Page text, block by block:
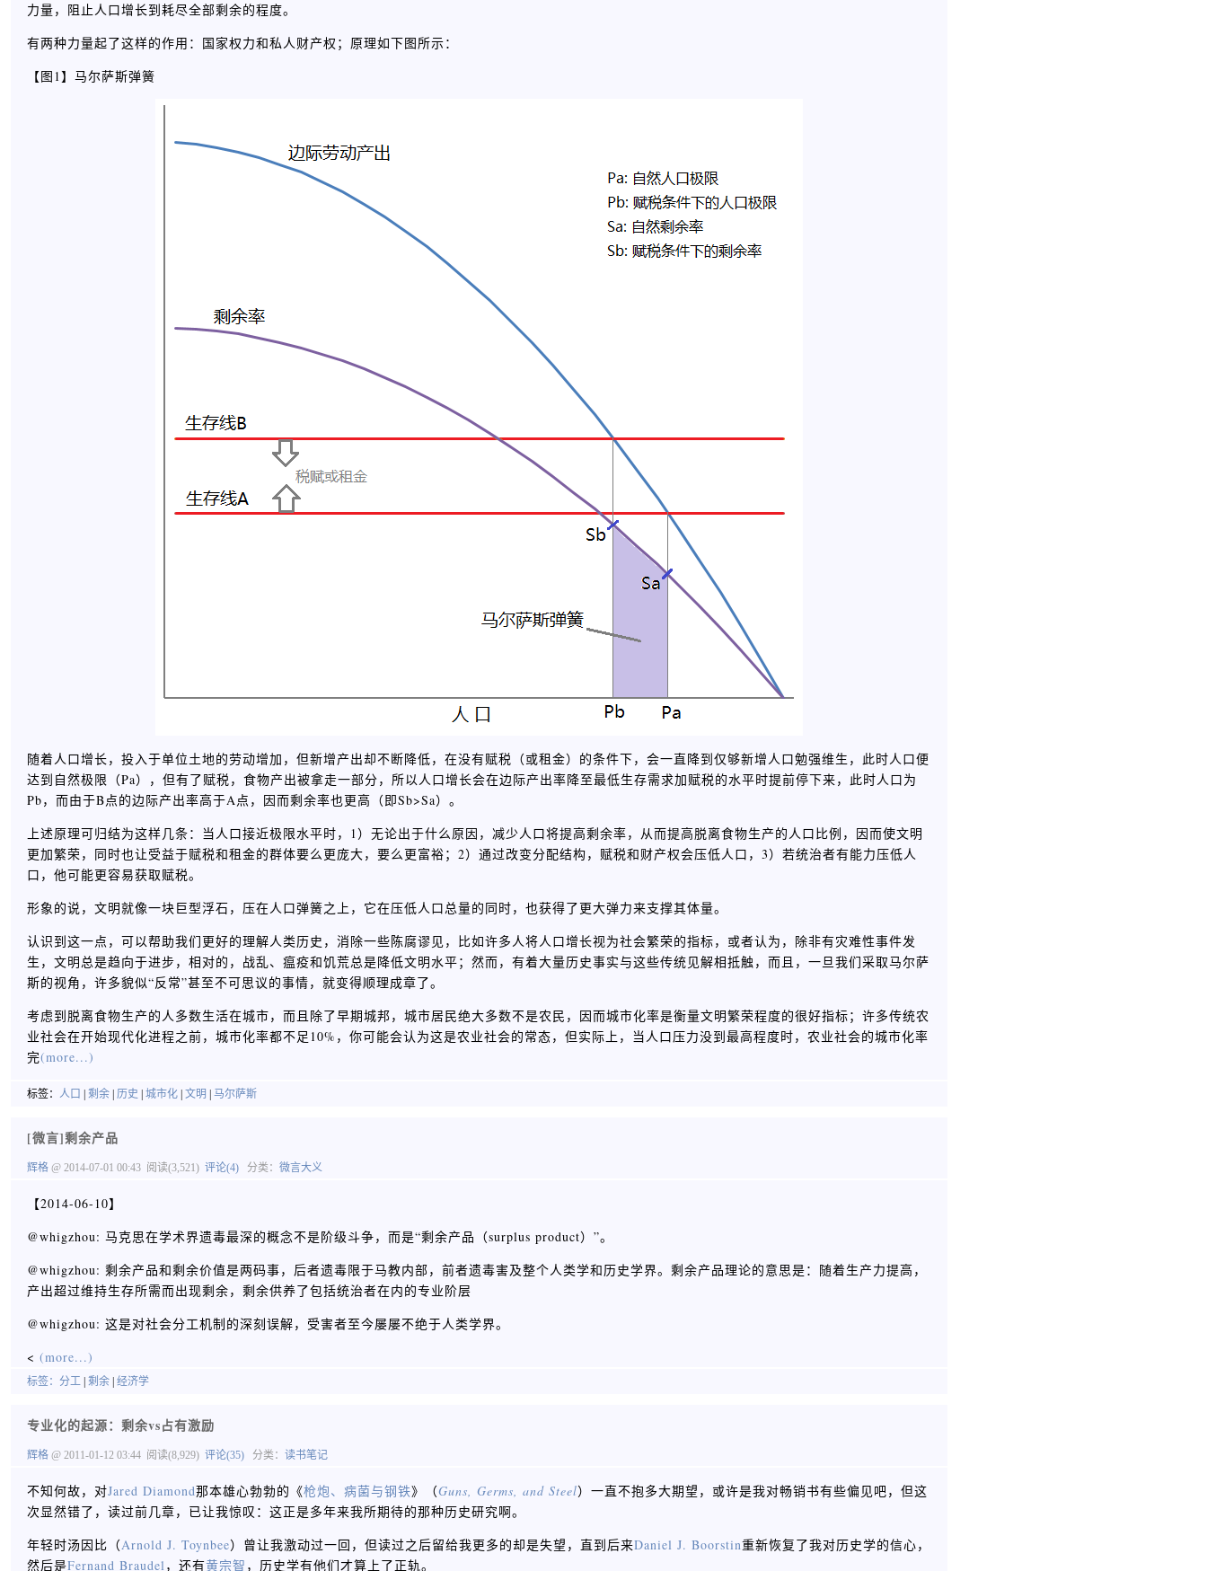
力量，阻止人口增长到耗尽全部剩余的程度。
有两种力量起了这样的作用：国家权力和私人财产权；原理如下图所示：
【图1】马尔萨斯弹簧
随着人口增长，投入于单位土地的劳动增加，但新增产出却不断降低，在没有赋税（或租金）的条件下，会一直降到仅够新增人口勉强维生，此时人口便
达到自然极限（Pa），但有了赋税，食物产出被拿走一部分，所以人口增长会在边际产出率降至最低生存需求加赋税的水平时提前停下来，此时人口为
Pb，而由于B点的边际产出率高于A点，因而剩余率也更高（即Sb>Sa）。
上述原理可归结为这样几条：当人口接近极限水平时，1）无论出于什么原因，减少人口将提高剩余率，从而提高脱离食物生产的人口比例，因而使文明
更加繁荣，同时也让受益于赋税和租金的群体要么更庞大，要么更富裕；2）通过改变分配结构，赋税和财产权会压低人口，3）若统治者有能力压低人
口，他可能更容易获取赋税。
形象的说，文明就像一块巨型浮石，压在人口弹簧之上，它在压低人口总量的同时，也获得了更大弹力来支撑其体量。
认识到这一点，可以帮助我们更好的理解人类历史，消除一些陈腐谬见，比如许多人将人口增长视为社会繁荣的指标，或者认为，除非有灾难性事件发
生，文明总是趋向于进步，相对的，战乱、瘟疫和饥荒总是降低文明水平；然而，有着大量历史事实与这些传统见解相抵触，而且，一旦我们采取马尔萨
斯的视角，许多貌似“反常”甚至不可思议的事情，就变得顺理成章了。
考虑到脱离食物生产的人多数生活在城市，而且除了早期城邦，城市居民绝大多数不是农民，因而城市化率是衡量文明繁荣程度的很好指标；许多传统农
业社会在开始现代化进程之前，城市化率都不足10%，你可能会认为这是农业社会的常态，但实际上，当人口压力没到最高程度时，农业社会的城市化率
完(more...)
标签： 人口 剩余 历史 城市化 文明 马尔萨斯
[微言]剩余产品
辉格 @ 2014-07-01 00:43 阅读(3,521) 评论(4) 分类： 微言大义
【2014-06-10】
@whigzhou: 马克思在学术界遗毒最深的概念不是阶级斗争，而是“剩余产品（surplus product）”。
@whigzhou: 剩余产品和剩余价值是两码事，后者遗毒限于马教内部，前者遗毒害及整个人类学和历史学界。剩余产品理论的意思是：随着生产力提高，
产出超过维持生存所需而出现剩余，剩余供养了包括统治者在内的专业阶层
@whigzhou: 这是对社会分工机制的深刻误解，受害者至今屡屡不绝于人类学界。
< (more...)
标签： 分工 剩余 经济学
专业化的起源：剩余vs占有激励
辉格 @ 2011-01-12 03:44 阅读(8,929) 评论(35) 分类： 读书笔记
不知何故，对Jared Diamond那本雄心勃勃的《枪炮、病菌与钢铁》（Guns, Germs, and Steel）一直不抱多大期望，或许是我对畅销书有些偏见吧，但这
次显然错了，读过前几章，已让我惊叹：这正是多年来我所期待的那种历史研究啊。
年轻时汤因比（Arnold J. Toynbee）曾让我激动过一回，但读过之后留给我更多的却是失望，直到后来Daniel J. Boorstin重新恢复了我对历史学的信心，
然后是Fernand Braudel，还有黄宗智 ，历史学有他们才算上了正轨。